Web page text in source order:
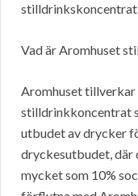
Vad är Aromhuset
Aromhuset
stilldrinkkoncentrat
utbudet av drycker
dryckesutbudet, där
mycket som 10%